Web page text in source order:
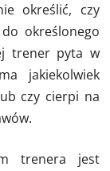
określić, czy
określonego
trener pyta w
jakiekolwiek
czy cierpi na
trenera jest